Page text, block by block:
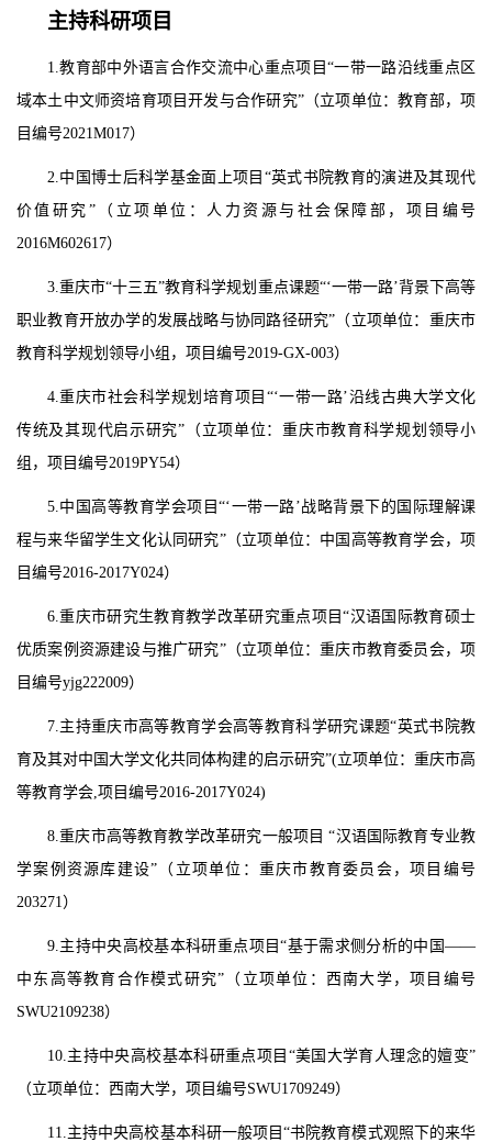
主持科研项目
1.教育部中外语言合作交流中心重点项目“一带一路沿线重点区
域本土中文师资培育项目开发与合作研究”（立项单位：教育部，项
目编号2021M017）
2.中国博士后科学基金面上项目“英式书院教育的演进及其现代
价值研究”（立项单位：人力资源与社会保障部，项目编号
2016M602617）
3.重庆市“十三五”教育科学规划重点课题“‘一带一路’背景下高等
职业教育开放办学的发展战略与协同路径研究”（立项单位：重庆市
教育科学规划领导小组，项目编号2019-GX-003）
4.重庆市社会科学规划培育项目“‘一带一路’沿线古典大学文化
传统及其现代启示研究”（立项单位：重庆市教育科学规划领导小
组，项目编号2019PY54）
5.中国高等教育学会项目“‘一带一路’战略背景下的国际理解课
程与来华留学生文化认同研究”（立项单位：中国高等教育学会，项
目编号2016-2017Y024）
6.重庆市研究生教育教学改革研究重点项目“汉语国际教育硕士
优质案例资源建设与推广研究”（立项单位：重庆市教育委员会，项
目编号yjg222009）
7.主持重庆市高等教育学会高等教育科学研究课题“英式书院教
育及其对中国大学文化共同体构建的启示研究”(立项单位：重庆市高
等教育学会,项目编号2016-2017Y024)
8.重庆市高等教育教学改革研究一般项目 “汉语国际教育专业教
学案例资源库建设”（立项单位：重庆市教育委员会，项目编号
203271）
9.主持中央高校基本科研重点项目“基于需求侧分析的中国——
中东高等教育合作模式研究”（立项单位：西南大学，项目编号
SWU2109238）
10.主持中央高校基本科研重点项目“美国大学育人理念的嬗变”
（立项单位：西南大学，项目编号SWU1709249）
11.主持中央高校基本科研一般项目“书院教育模式观照下的来华